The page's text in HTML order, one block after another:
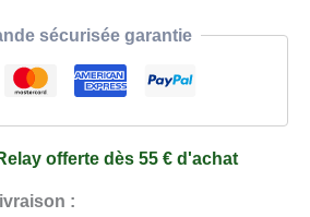
sécurisée garantie
offerte dès 55 € d'achat
: